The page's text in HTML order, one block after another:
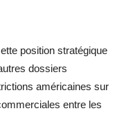
position stratégique
dossiers
américaines sur
entre les